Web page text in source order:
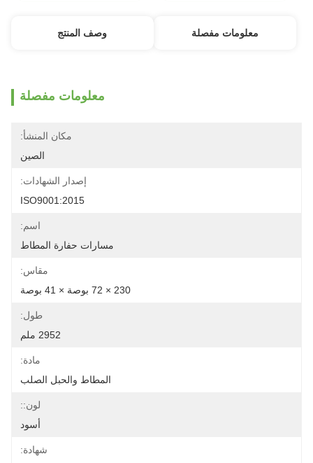
معلومات مفصلة وصف المنتج
معلومات مفصلة
مكان المنشأ:
الصين
إصدار الشهادات:
ISO9001:2015
اسم:
مسارات حفارة المطاط
مقاس:
230 × 72 بوصة × 41 بوصة
طول:
2952 ملم
مادة:
المطاط والحبل الصلب
لون::
أسود
شهادة: